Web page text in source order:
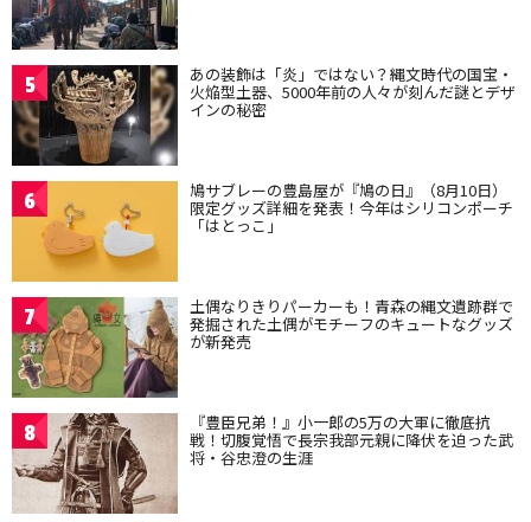
5 あの装飾は「炎」ではない？縄文時代の国宝・
火焔型土器、5000年前の人々が刻んだ謎とデザ
インの秘密
6 鳩サブレーの豊島屋が『鳩の日』（8月10日）
限定グッズ詳細を発表！今年はシリコンポーチ
「はとっこ」
7 土偶なりきりパーカーも！青森の縄文遺跡群で
発掘された土偶がモチーフのキュートなグッズ
が新発売
8 『豊臣兄弟！』小一郎の5万の大軍に徹底抗
戦！切腹覚悟で長宗我部元親に降伏を迫った武
将・谷忠澄の生涯